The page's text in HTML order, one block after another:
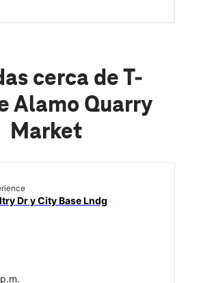
cerca de T-
Alamo Quarry
Market
Dr y City Base Lndg